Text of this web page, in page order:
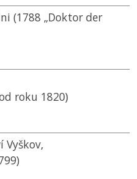
(1788 „Doktor der
roku 1820)